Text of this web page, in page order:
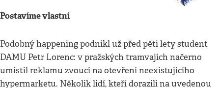
Postavíme vlastní
Podobný happening podnikl už před pěti lety student
DAMU Petr Lorenc: v pražských tramvajích načerno
umístil reklamu zvoucí na otevření neexistujícího
hypermarketu. Několik lidí, kteří dorazili na uvedenou